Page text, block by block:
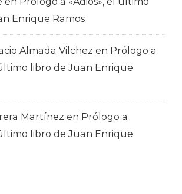
Enrique Ramos
Almada Vilchez en Prólogo a
libro de Juan Enrique
Martínez en Prólogo a
libro de Juan Enrique